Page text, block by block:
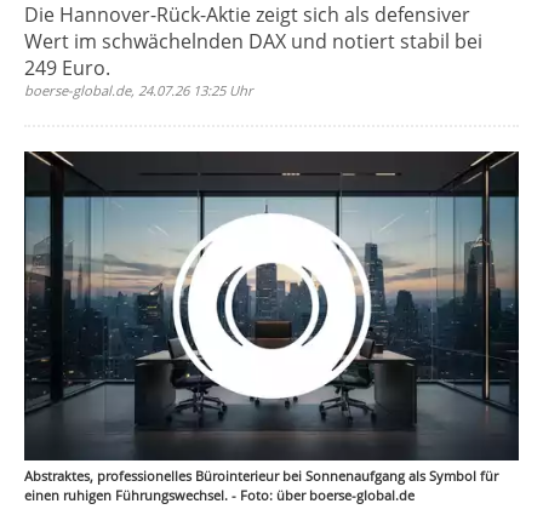
Die Hannover-Rück-Aktie zeigt sich als defensiver
Wert im schwächelnden DAX und notiert stabil bei
249 Euro.
boerse-global.de, 24.07.26 13:25 Uhr
Abstraktes, professionelles Bürointerieur bei Sonnenaufgang als Symbol für
einen ruhigen Führungswechsel. - Foto: über boerse-global.de